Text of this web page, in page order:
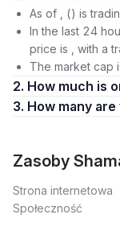
As of , () is
In the last 24
price is , with a
The market cap
2. How much is
3. How
Zasoby
Strona internetowa
Społeczność